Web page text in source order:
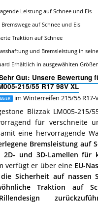
Gut: Unsere Bewertung
215/55 R17 98V XL
im Winterreifen 215/55 R17-
Blizzak LM005-215/
für verschneite
eine hervorragende
Bremsleistung auf
und 3D-Lamellen für
verfügt er über eine EU-
die Sicherheit auf nassen
Traktion auf
Rillendesign
Leistung auf Schnee und Eis
Bremswege auf Schnee und Eis
Traktion auf Schnee
und Bremsleistung in
Erhältlich in ausgewählten Größen